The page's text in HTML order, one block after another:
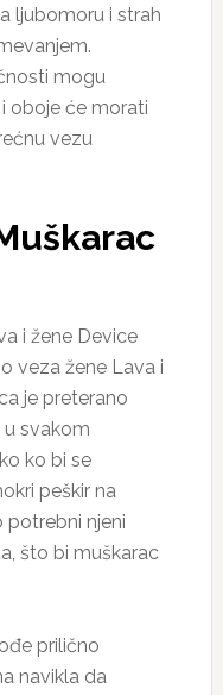
ljubomoru i strah
mogu
oboje će morati
vezu
i žene Device
veza žene Lava i
je preterano
u svakom
ko bi se
peškir na
potrebni njeni
što bi muškarac
prilično
navikla da